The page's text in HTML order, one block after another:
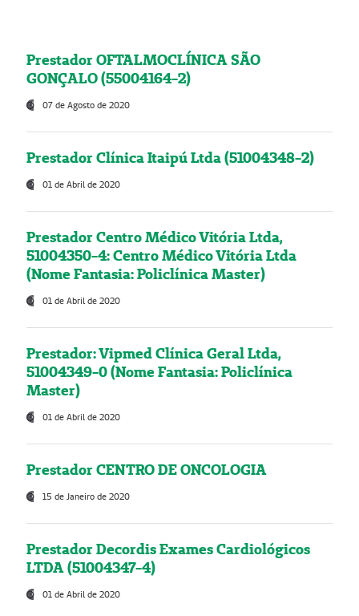
Prestador OFTALMOCLÍNICA SÃO
GONÇALO (55004164-2)
07 de Agosto de 2020
Prestador Clínica Itaipú Ltda (51004348-2)
01 de Abril de 2020
Prestador Centro Médico Vitória Ltda,
51004350-4: Centro Médico Vitória Ltda
(Nome Fantasia: Policlínica Master)
01 de Abril de 2020
Prestador: Vipmed Clínica Geral Ltda,
51004349-0 (Nome Fantasia: Policlínica
Master)
01 de Abril de 2020
Prestador CENTRO DE ONCOLOGIA
15 de Janeiro de 2020
Prestador Decordis Exames Cardiológicos
LTDA (51004347-4)
01 de Abril de 2020